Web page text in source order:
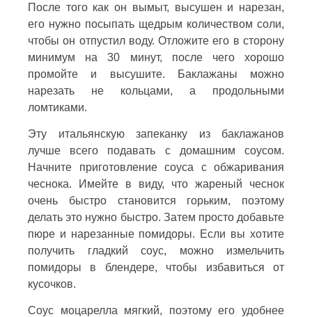
После того как он вымыт, высушен и нарезан,
его нужно посыпать щедрым количеством соли,
чтобы он отпустил воду. Отложите его в сторону
минимум на 30 минут, после чего хорошо
промойте и высушите. Баклажаны можно
нарезать не кольцами, а продольными
ломтиками.
Эту итальянскую запеканку из баклажанов
лучше всего подавать с домашним соусом.
Начните приготовление соуса с обжаривания
чеснока. Имейте в виду, что жареный чеснок
очень быстро становится горьким, поэтому
делать это нужно быстро. Затем просто добавьте
пюре и нарезанные помидоры. Если вы хотите
получить гладкий соус, можно измельчить
помидоры в блендере, чтобы избавиться от
кусочков.
Соус моцарелла мягкий, поэтому его удобнее